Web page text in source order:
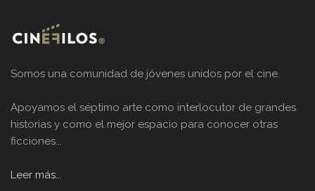
Somos una comunidad de jóvenes unidos por el cine.
Apoyamos el séptimo arte como interlocutor de grandes
historias y como el mejor espacio para conocer otras
ficciones...
Leer más...